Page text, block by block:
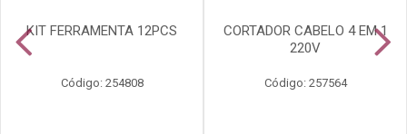
KIT FERRAMENTA 12PCS
Código: 254808
CORTADOR CABELO 4 EM 1
220V
Código: 257564